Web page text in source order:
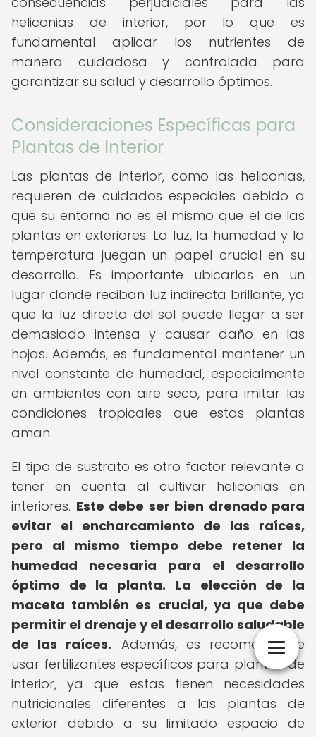
heliconias de interior, por lo que es
fundamental aplicar los nutrientes de
manera cuidadosa y controlada para
garantizar su salud y desarrollo óptimos.
Consideraciones Específicas para
Plantas de Interior
Las plantas de interior, como las heliconias,
requieren de cuidados especiales debido a
que su entorno no es el mismo que el de las
plantas en exteriores. La luz, la humedad y la
temperatura juegan un papel crucial en su
desarrollo. Es importante ubicarlas en un
lugar donde reciban luz indirecta brillante, ya
que la luz directa del sol puede llegar a ser
demasiado intensa y causar daño en las
hojas. Además, es fundamental mantener un
nivel constante de humedad, especialmente
en ambientes con aire seco, para imitar las
condiciones tropicales que estas plantas
aman.
El tipo de sustrato es otro factor relevante a
tener en cuenta al cultivar heliconias en
interiores. Este debe ser bien drenado para
evitar el encharcamiento de las raíces,
pero al mismo tiempo debe retener la
humedad necesaria para el desarrollo
óptimo de la planta.
La elección de la
maceta también es crucial, ya que debe
permitir el drenaje y el desarrollo saludable
de las raíces. Además, es recomendable
usar fertilizantes específicos para plantas de
interior, ya que estas tienen necesidades
nutricionales diferentes a las plantas de
exterior debido a su limitado espacio de